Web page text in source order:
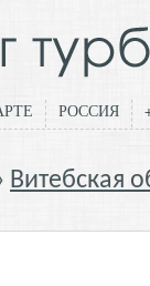
РОССИЯ
Витебская